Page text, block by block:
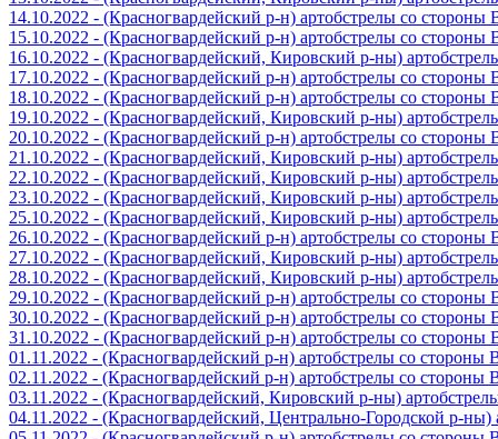
14.10.2022 - (Красногвардейский р-н) артобстрелы со
15.10.2022 - (Красногвардейский р-н) артобстрелы со
16.10.2022 - (Красногвардейский, Кировский р-ны)
17.10.2022 - (Красногвардейский р-н) артобстрелы со
18.10.2022 - (Красногвардейский р-н) артобстрелы со
19.10.2022 - (Красногвардейский, Кировский р-ны)
20.10.2022 - (Красногвардейский р-н) артобстрелы со
21.10.2022 - (Красногвардейский, Кировский р-ны)
22.10.2022 - (Красногвардейский, Кировский р-ны)
23.10.2022 - (Красногвардейский, Кировский р-ны)
25.10.2022 - (Красногвардейский, Кировский р-ны)
26.10.2022 - (Красногвардейский р-н) артобстрелы со
27.10.2022 - (Красногвардейский, Кировский р-ны)
28.10.2022 - (Красногвардейский, Кировский р-ны)
29.10.2022 - (Красногвардейский р-н) артобстрелы со
30.10.2022 - (Красногвардейский р-н) артобстрелы со
31.10.2022 - (Красногвардейский р-н) артобстрелы со
01.11.2022 - (Красногвардейский р-н) артобстрелы со стороны
02.11.2022 - (Красногвардейский р-н) артобстрелы со стороны
03.11.2022 - (Красногвардейский, Кировский р-ны)
04.11.2022 - (Красногвардейский, Центрально-Городской р-